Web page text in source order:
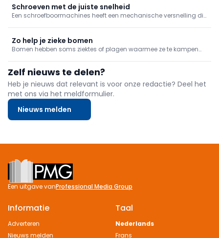
van pas komen.
Schroeven met de juiste snelheid
Een schroefboormachines heeft een mechanische versnelling die
Zo help je zieke bomen
Bomen hebben soms ziektes of plagen waarmee ze te kampen
snel mogelijk in wanneer je bomen zich maar pips voelen.
Zelf nieuws te delen?
Heb je nieuws dat relevant is voor onze redactie? Deel het
met ons via het meldformulier.
Nieuws melden
Footer
Een uitgave vanProfessional Media Group
Informatie
Adverteren
Nieuws melden
Taal
Nederlands
Frans